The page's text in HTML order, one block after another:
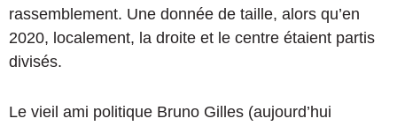
rassemblement. Une donnée de taille, alors qu’en
2020, localement, la droite et le centre étaient partis
divisés.
Le vieil ami politique Bruno Gilles (aujourd’hui